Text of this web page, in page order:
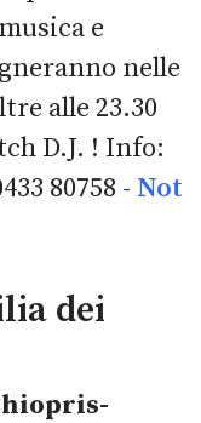
e
nelle
alle 23.30
D.J. ! Info:
80758 - Not
dei